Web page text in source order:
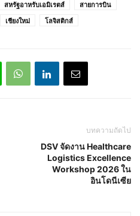
สหรัฐอาหรับเอมิเรตส์
สายการบิน
เชียงใหม่ โลจิสติกส์
บทความถัดไป
DSV จัดงาน Healthcare
Logistics Excellence
Workshop 2026 ใน
อินโดนีเซีย